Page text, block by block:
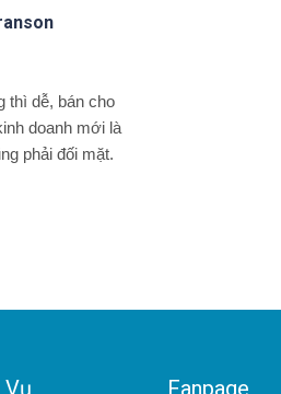
thì dễ, bán cho
doanh mới là
phải đối mặt.